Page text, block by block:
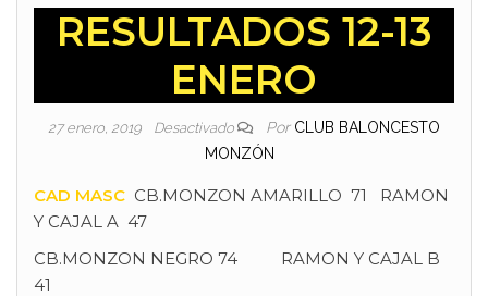
RESULTADOS 12-13
ENERO
27 enero, 2019 Desactivado Por CLUB BALONCESTO
MONZÓN
CAD MASC CB.MONZON AMARILLO 71 RAMON
Y CAJAL A 47
CB.MONZON NEGRO 74 RAMON Y CAJAL B
41